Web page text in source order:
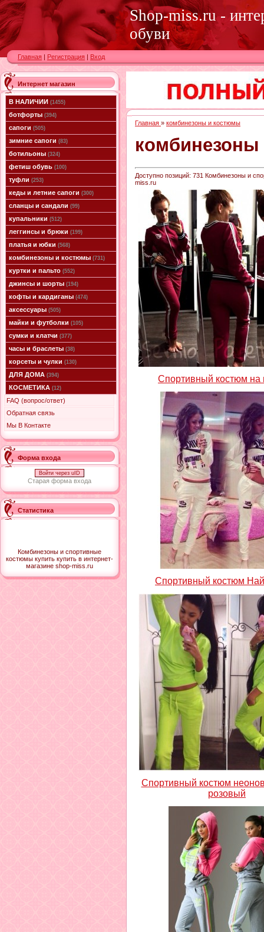
Shop-miss.ru -
обуви
Главная | Регистрация | Вход
Интернет магазин
В НАЛИЧИИ (1455)
ботфорты (394)
сапоги (505)
зимние сапоги (83)
ботильоны (324)
фетиш обувь (100)
туфли (253)
кеды и летние сапоги (300)
сланцы и сандали (99)
купальники (512)
леггинсы и брюки (199)
платья и юбки (568)
комбинезоны и костюмы (731)
куртки и пальто (552)
джинсы и шорты (194)
кофты и кардиганы (474)
аксессуары (505)
майки и футболки (105)
сумки и клатчи (377)
часы и браслеты (38)
корсеты и чулки (130)
ДЛЯ ДОМА (394)
КОСМЕТИКА (12)
FAQ (вопрос/ответ)
Обратная связь
Мы В Контакте
Форма входа
Войти через uID
Старая форма входа
Статистика
Комбинезоны и спортивные
костюмы купить купить в интернет-
магазине shop-miss.ru
Главная » комбинезоны и костюмы
Доступно позиций: 731
Комбинезоны и
miss.ru
Спортивный костюм на
Спортивный костюм
Спортивный костюм
розовый